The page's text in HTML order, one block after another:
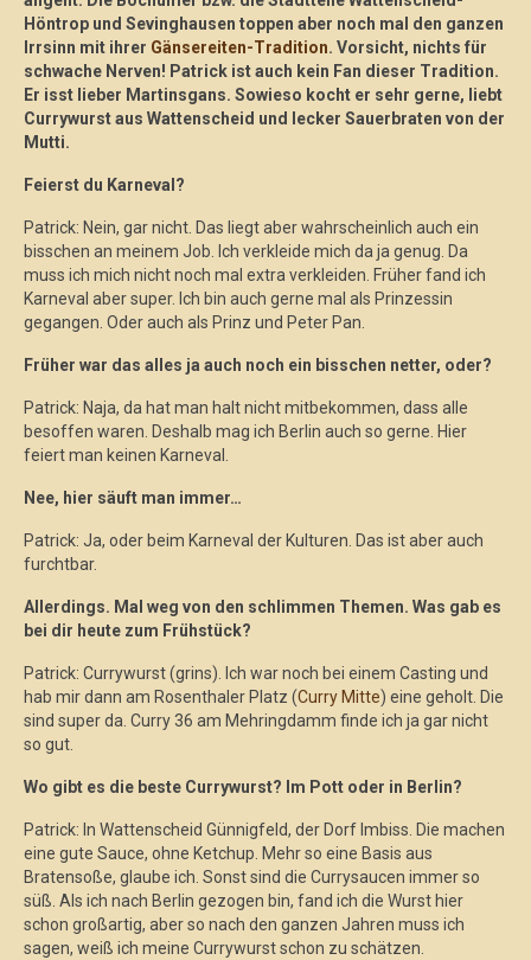
Höntrop und Sevinghausen toppen aber noch mal den ganzen
Irrsinn mit ihrer Gänsereiten-Tradition. Vorsicht, nichts für
schwache Nerven! Patrick ist auch kein Fan dieser Tradition.
Er isst lieber Martinsgans. Sowieso kocht er sehr gerne, liebt
Currywurst aus Wattenscheid und lecker Sauerbraten von der
Mutti.
Feierst du Karneval?
Patrick: Nein, gar nicht. Das liegt aber wahrscheinlich auch ein
bisschen an meinem Job. Ich verkleide mich da ja genug. Da
muss ich mich nicht noch mal extra verkleiden. Früher fand ich
Karneval aber super. Ich bin auch gerne mal als Prinzessin
gegangen. Oder auch als Prinz und Peter Pan.
Früher war das alles ja auch noch ein bisschen netter, oder?
Patrick: Naja, da hat man halt nicht mitbekommen, dass alle
besoffen waren. Deshalb mag ich Berlin auch so gerne. Hier
feiert man keinen Karneval.
Nee, hier säuft man immer…
Patrick: Ja, oder beim Karneval der Kulturen. Das ist aber auch
furchtbar.
Allerdings. Mal weg von den schlimmen Themen. Was gab es
bei dir heute zum Frühstück?
Patrick: Currywurst (grins). Ich war noch bei einem Casting und
hab mir dann am Rosenthaler Platz (Curry Mitte) eine geholt. Die
sind super da. Curry 36 am Mehringdamm finde ich ja gar nicht
so gut.
Wo gibt es die beste Currywurst? Im Pott oder in Berlin?
Patrick: In Wattenscheid Günnigfeld, der Dorf Imbiss. Die machen
eine gute Sauce, ohne Ketchup. Mehr so eine Basis aus
Bratensoße, glaube ich. Sonst sind die Currysaucen immer so
süß. Als ich nach Berlin gezogen bin, fand ich die Wurst hier
schon großartig, aber so nach den ganzen Jahren muss ich
sagen, weiß ich meine Currywurst schon zu schätzen.